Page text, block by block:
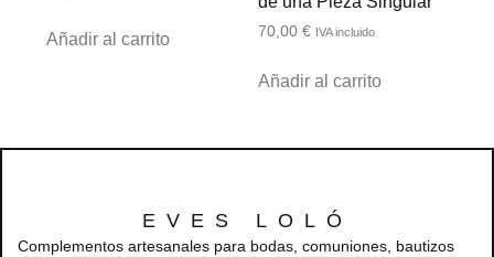
Añadir al carrito 70,00 € IVA incluido
Añadir al carrito
EVES LOLÓ
Complementos artesanales para bodas, comuniones, bautizos